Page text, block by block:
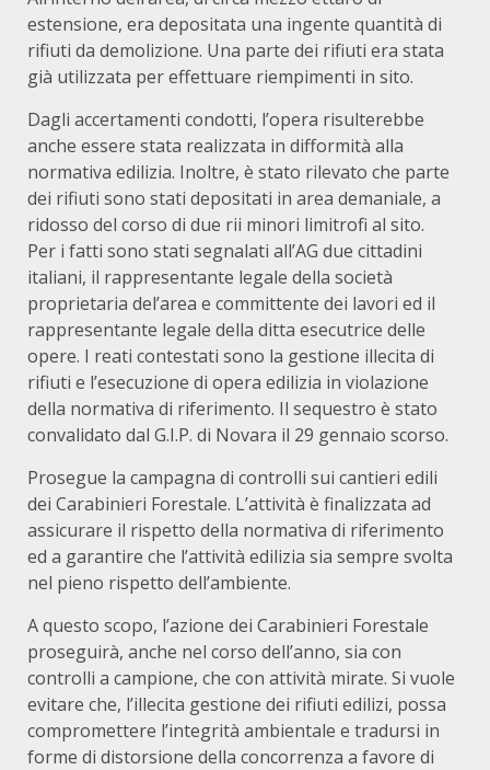
estensione, era depositata una ingente quantità di
rifiuti da demolizione. Una parte dei rifiuti era stata
già utilizzata per effettuare riempimenti in sito.
Dagli accertamenti condotti, l’opera risulterebbe
anche essere stata realizzata in difformità alla
normativa edilizia. Inoltre, è stato rilevato che parte
dei rifiuti sono stati depositati in area demaniale, a
ridosso del corso di due rii minori limitrofi al sito.
Per i fatti sono stati segnalati all’AG due cittadini
italiani, il rappresentante legale della società
proprietaria del’area e committente dei lavori ed il
rappresentante legale della ditta esecutrice delle
opere. I reati contestati sono la gestione illecita di
rifiuti e l’esecuzione di opera edilizia in violazione
della normativa di riferimento. Il sequestro è stato
convalidato dal G.I.P. di Novara il 29 gennaio scorso.
Prosegue la campagna di controlli sui cantieri edili
dei Carabinieri Forestale. L’attività è finalizzata ad
assicurare il rispetto della normativa di riferimento
ed a garantire che l’attività edilizia sia sempre svolta
nel pieno rispetto dell’ambiente.
A questo scopo, l’azione dei Carabinieri Forestale
proseguirà, anche nel corso dell’anno, sia con
controlli a campione, che con attività mirate. Si vuole
evitare che, l’illecita gestione dei rifiuti edilizi, possa
compromettere l’integrità ambientale e tradursi in
forme di distorsione della concorrenza a favore di